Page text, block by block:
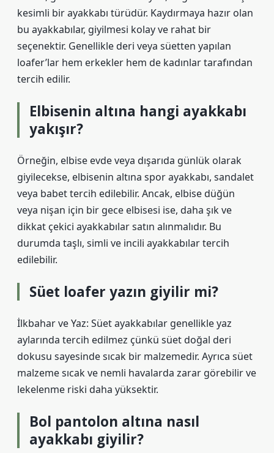
kesimli bir ayakkabı türüdür. Kaydırmaya hazır olan
bu ayakkabılar, giyilmesi kolay ve rahat bir
seçenektir. Genellikle deri veya süetten yapılan
loafer’lar hem erkekler hem de kadınlar tarafından
tercih edilir.
Elbisenin altına hangi ayakkabı
yakışır?
Örneğin, elbise evde veya dışarıda günlük olarak
giyilecekse, elbisenin altına spor ayakkabı, sandalet
veya babet tercih edilebilir. Ancak, elbise düğün
veya nişan için bir gece elbisesi ise, daha şık ve
dikkat çekici ayakkabılar satın alınmalıdır. Bu
durumda taşlı, simli ve incili ayakkabılar tercih
edilebilir.
Süet loafer yazın giyilir mi?
İlkbahar ve Yaz: Süet ayakkabılar genellikle yaz
aylarında tercih edilmez çünkü süet doğal deri
dokusu sayesinde sıcak bir malzemedir. Ayrıca süet
malzeme sıcak ve nemli havalarda zarar görebilir ve
lekelenme riski daha yüksektir.
Bol pantolon altına nasıl
ayakkabı giyilir?